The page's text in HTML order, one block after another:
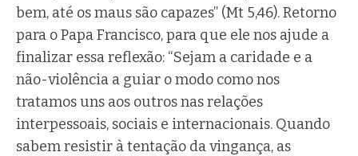
bem, até os maus são capazes” (Mt 5,46). Retorno
para o Papa Francisco, para que ele nos ajude a
finalizar essa reflexão: “Sejam a caridade e a
não-violência a guiar o modo como nos
tratamos uns aos outros nas relações
interpessoais, sociais e internacionais. Quando
sabem resistir à tentação da vingança, as